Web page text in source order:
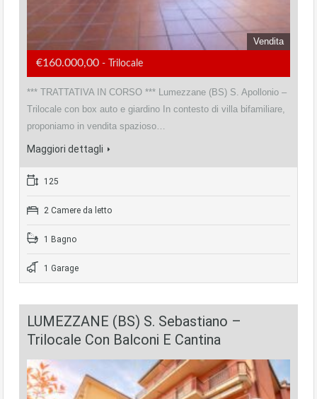
Vendita
€160.000,00 - Trilocale
*** TRATTATIVA IN CORSO *** Lumezzane (BS) S. Apollonio –
Trilocale con box auto e giardino In contesto di villa bifamiliare,
proponiamo in vendita spazioso…
Maggiori dettagli
125
2 Camere da letto
1 Bagno
1 Garage
LUMEZZANE (BS) S. Sebastiano –
Trilocale Con Balconi E Cantina